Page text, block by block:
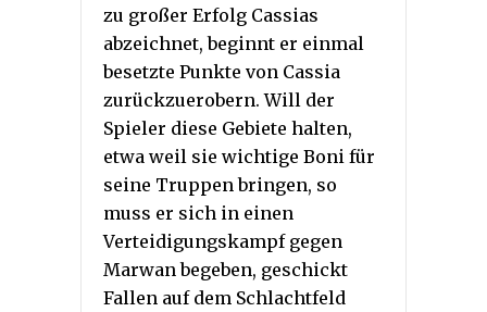
zu großer Erfolg Cassias
abzeichnet, beginnt er einmal
besetzte Punkte von Cassia
zurückzuerobern. Will der
Spieler diese Gebiete halten,
etwa weil sie wichtige Boni für
seine Truppen bringen, so
muss er sich in einen
Verteidigungskampf gegen
Marwan begeben, geschickt
Fallen auf dem Schlachtfeld